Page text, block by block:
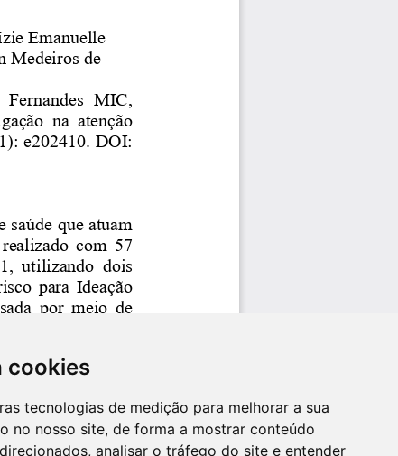
cookies
tecnologias de medição para melhorar a sua
no nosso site, de forma a mostrar conteúdo
analisar o tráfego do site e entender